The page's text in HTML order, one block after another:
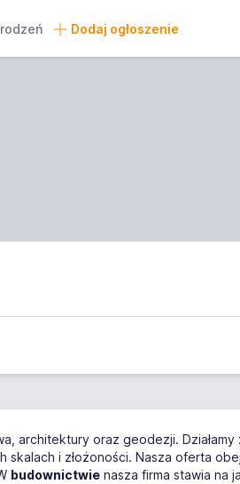
Dodaj ogłoszenie
architektury oraz geodezji.
i złożoności. Nasza oferta
budownictwie nasza firma stawia na